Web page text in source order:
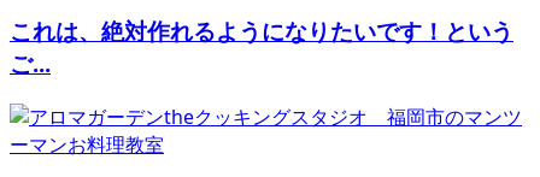
これは、絶対作れるようになりたいです！という
ご...